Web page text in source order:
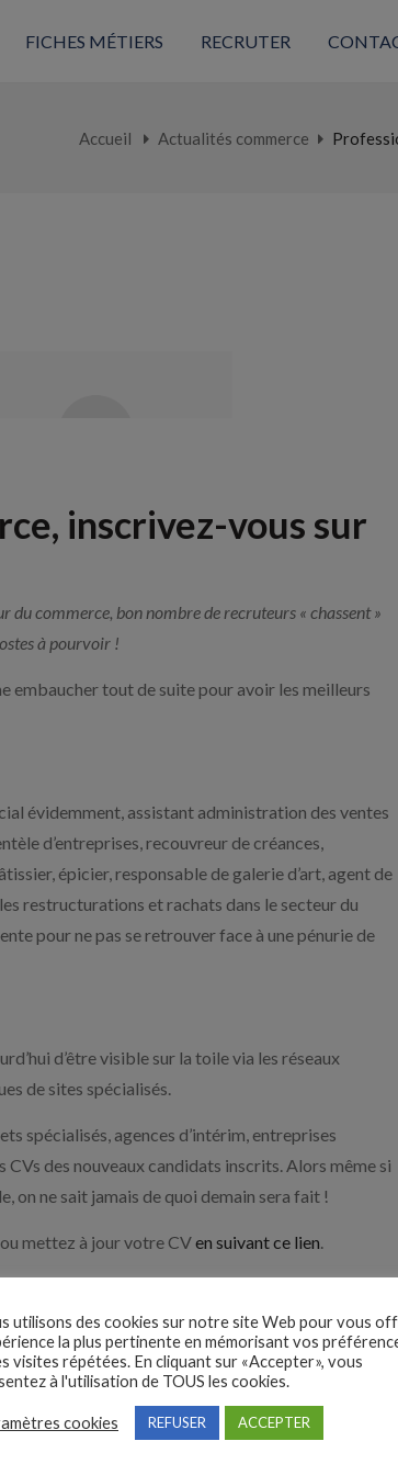
FICHES MÉTIERS RECRUTER
Accueil Actualités commerce
inscrivez-vous sur
du commerce, bon nombre de recruteurs « chassent »
à pourvoir !
embaucher tout de suite pour avoir les meilleurs
évidemment, assistant administration des ventes
d’entreprises, recouvreur de créances,
épicier, responsable de galerie d’art, agent de
restructurations et rachats dans le secteur du
pour ne pas se retrouver face à une pénurie de
d’être visible sur la toile via les réseaux
de sites spécialisés.
spécialisés, agences d’intérim, entreprises
des nouveaux candidats inscrits. Alors même si
on ne sait jamais de quoi demain sera fait !
mettez à jour votre CVen suivant ce lien.
Suivant
Zoom…sur le métier de commercial
export
utilisons des cookies sur notre site Web pour vous
la plus pertinente en mémorisant vos
visites répétées. En cliquant sur «Accepter», vous
à l'utilisation de TOUS les cookies.
cookies REFUSER ACCEPTER